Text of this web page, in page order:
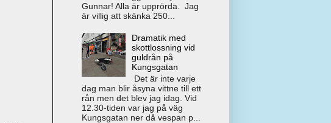
Gunnar! Alla är upprörda. Jag
är villig att skänka 250...
Dramatik med
skottlossning vid
guldrån på
Kungsgatan
Det är inte varje
dag man blir åsyna vittne till ett
rån men det blev jag idag. Vid
12.30-tiden var jag på väg
Kungsgatan ner då vespan p...